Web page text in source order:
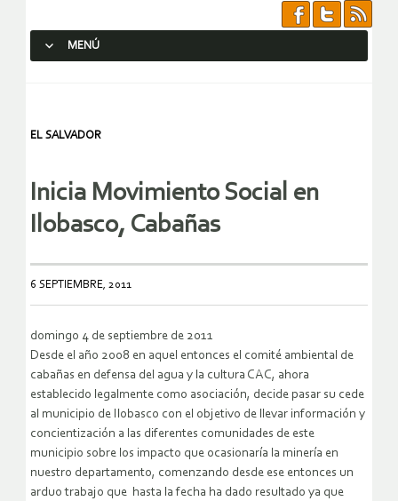
MENÚ
EL SALVADOR
Inicia Movimiento Social en
Ilobasco, Cabañas
6 SEPTIEMBRE, 2011
domingo 4 de septiembre de 2011
Desde el año 2008 en aquel entonces el comité ambiental de
cabañas en defensa del agua y la cultura CAC, ahora
establecido legalmente como asociación, decide pasar su cede
al municipio de Ilobasco con el objetivo de llevar información y
concientización a las diferentes comunidades de este
municipio sobre los impacto que ocasionaría la minería en
nuestro departamento, comenzando desde ese entonces un
arduo trabajo que hasta la fecha ha dado resultado ya que